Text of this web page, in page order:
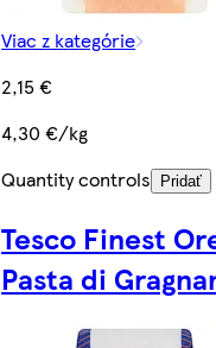
Viac z kategórie
2,15 €
4,30 €/kg
Quantity controls
Pridať
Tesco Finest
Pasta di